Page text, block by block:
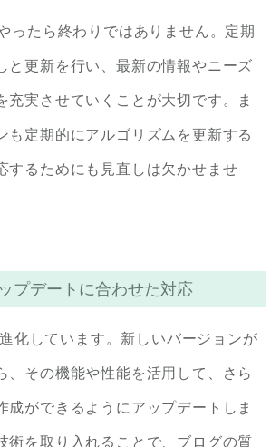
ったら終わりではありません。定期
と更新を行い、最新の情報やニーズ
充実させていくことが大切です。ま
も定期的にアルゴリズムを更新する
するためにも見直しは欠かせませ
プデートに合わせた対応
化しています。新しいバージョンが
、その機能や性能を活用して、さら
成ができるようにアップデートしま
術を取り入れることで、ブログの質